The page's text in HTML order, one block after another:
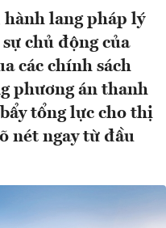
lang pháp lý
chủ động của
các chính sách
phương án thanh
tổng lực cho thị
nét ngay từ đầu